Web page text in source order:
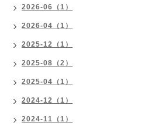
2026-06（1）
2026-04（1）
2025-12（1）
2025-08（2）
2025-04（1）
2024-12（1）
2024-11（1）